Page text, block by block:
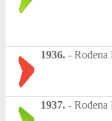
1936. - Rođena
1937. - Rođena